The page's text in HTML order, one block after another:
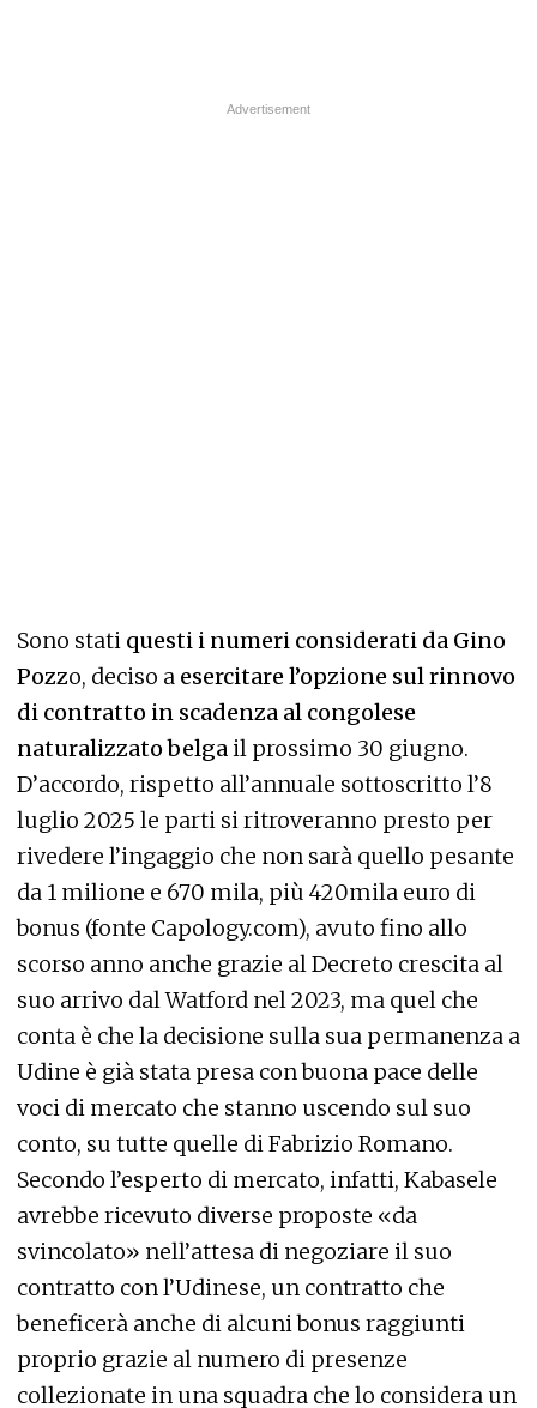
Sono stati questi i numeri considerati da Gino
Pozzo, deciso a esercitare l’opzione sul rinnovo
di contratto in scadenza al congolese
naturalizzato belgail prossimo 30 giugno.
D’accordo, rispetto all’annuale sottoscritto l’8
luglio 2025 le parti si ritroveranno presto per
rivedere l’ingaggio che non sarà quello pesante
da 1 milione e 670 mila, più 420mila euro di
bonus (fonte Capology.com), avuto fino allo
scorso anno anche grazie al Decreto crescita al
suo arrivo dal Watford nel 2023, ma quel che
conta è che la decisione sulla sua permanenza a
Udine è già stata presa con buona pace delle
voci di mercato che stanno uscendo sul suo
conto, su tutte quelle di Fabrizio Romano.
Secondo l’esperto di mercato, infatti, Kabasele
avrebbe ricevuto diverse proposte «da
svincolato» nell’attesa di negoziare il suo
contratto con l’Udinese, un contratto che
beneficerà anche di alcuni bonus raggiunti
proprio grazie al numero di presenze
collezionate in una squadra che lo considera un